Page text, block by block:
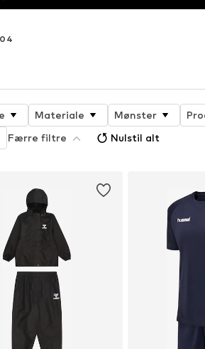
Materiale Mønster
Færre filtre Nulstil alt